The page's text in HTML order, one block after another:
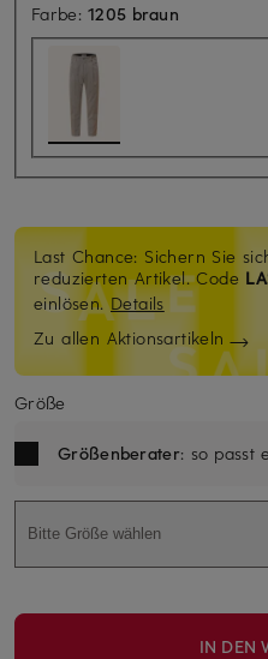
Farbe:1205 braun
Last Chance: Sichern Sie
reduzierten Artikel. Code
einlösen.Details
Zu allen Aktionsartikeln
Größe
Größenberater: so passt
Bitte Größe wählen
IN DEN